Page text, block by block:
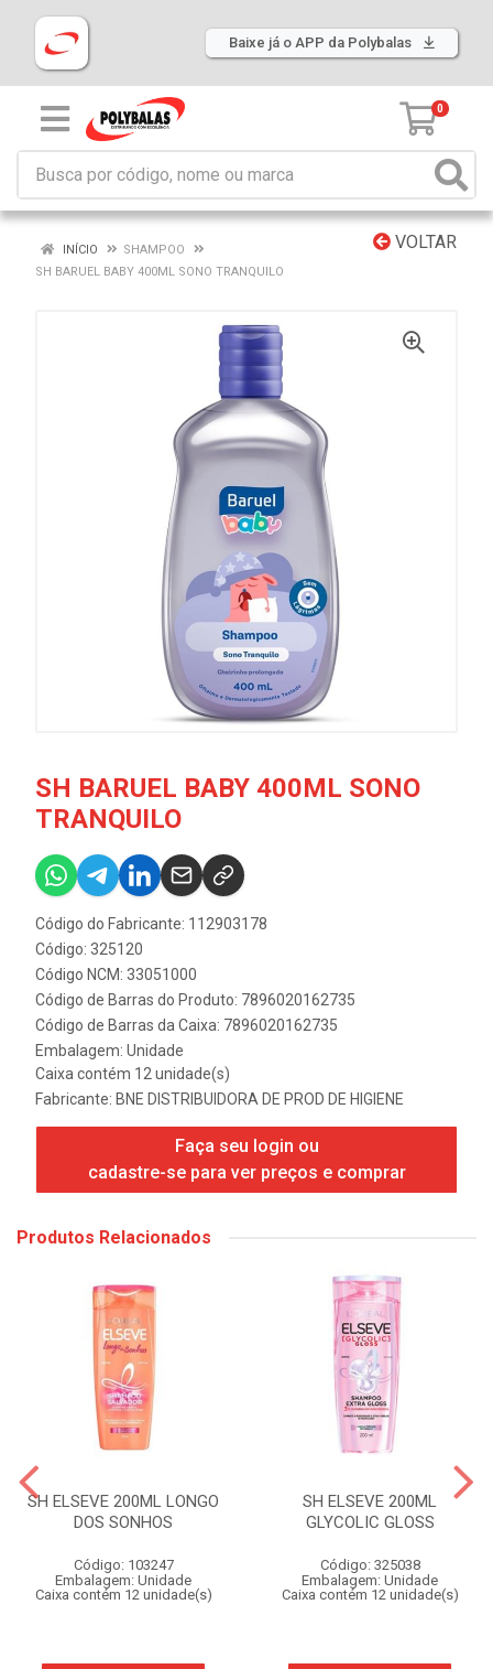
Baixe já o APP da Polybalas
0
VOLTAR
INÍCIO
SHAMPOO
SH BARUEL BABY 400ML SONO TRANQUILO
SH BARUEL BABY 400ML SONO
TRANQUILO
Código do Fabricante: 112903178
Código: 325120
Código NCM: 33051000
Código de Barras do Produto: 7896020162735
Código de Barras da Caixa: 7896020162735
Embalagem: Unidade
Caixa contém 12 unidade(s)
Fabricante: BNE DISTRIBUIDORA DE PROD DE HIGIENE
Faça seu login ou
cadastre-se para ver preços e comprar
Produtos Relacionados
SH ELSEVE 200ML LONGO
DOS SONHOS
Código: 103247
Embalagem: Unidade
Caixa contém 12 unidade(s)
SH ELSEVE 200ML
GLYCOLIC GLOSS
Código: 325038
Embalagem: Unidade
Caixa contém 12 unidade(s)